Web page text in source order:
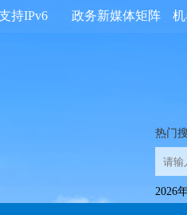
政务新媒体矩阵
持IPv6
热门
2026